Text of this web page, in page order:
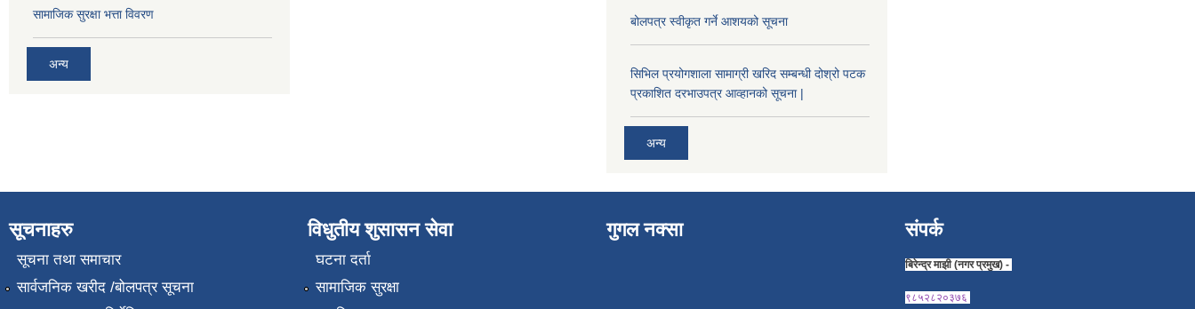
सामाजिक सुरक्षा भत्ता विवरण
अन्य
बोलपत्र स्वीकृत गर्ने आशयको सूचना
सिभिल प्रयोगशाला सामाग्री खरिद सम्बन्धी दोश्रो पटक
प्रकाशित दरभाउपत्र आव्हानको सूचना |
अन्य
सूचनाहरु
सूचना तथा समाचार
सार्वजनिक खरीद /बोलपत्र सूचना
विधुतीय शुसासन सेवा
घटना दर्ता
सामाजिक सुरक्षा
गुगल नक्सा संपर्क
बिरेन्द्र माझी (नगर प्रमुख) -
९८५२८२०३७६